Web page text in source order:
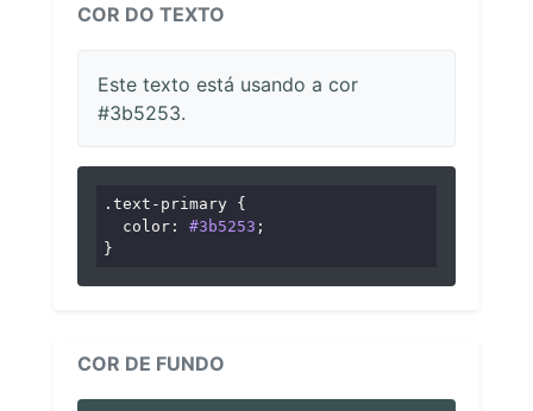
COR DO TEXTO
Este texto está usando a cor
#3b5253.
.text-primary {
color : #3b5253 ;
}
COR DE FUNDO